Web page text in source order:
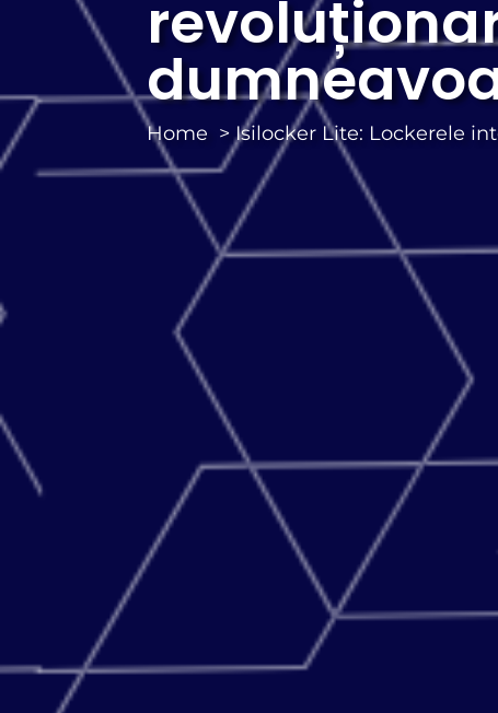
Home Isilocker Lite: Lockerele